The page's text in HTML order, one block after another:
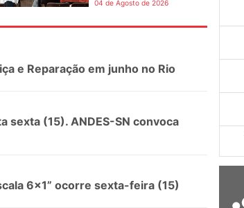
04 de Agosto de 2026
e Reparação em junho no Rio
sexta (15). ANDES-SN convoca
6×1” ocorre sexta-feira (15)